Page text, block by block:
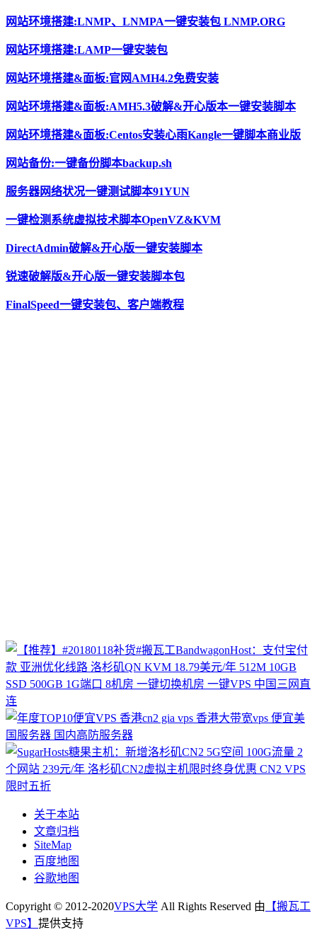
网站环境搭建:LNMP、LNMPA一键安装包 LNMP.ORG
网站环境搭建:LAMP一键安装包
网站环境搭建&面板:官网AMH4.2免费安装
网站环境搭建&面板:AMH5.3破解&开心版本一键安装脚本
网站环境搭建&面板:Centos安装心雨Kangle一键脚本商业版
网站备份:一键备份脚本backup.sh
服务器网络状况一键测试脚本91YUN
一键检测系统虚拟技术脚本OpenVZ&KVM
DirectAdmin破解&开心版一键安装脚本
锐速破解版&开心版一键安装脚本包
FinalSpeed一键安装包、客户端教程
关于本站
文章归档
SiteMap
百度地图
谷歌地图
Copyright © 2012-2020VPS大学 All Rights Reserved 由 【搬瓦工
VPS】 提供支持